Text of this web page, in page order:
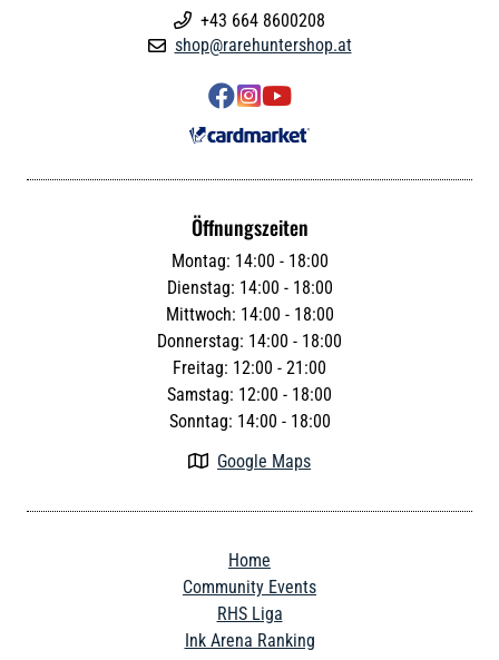
 +43 664 8600208
 shop@rarehuntershop.at

Öffnungszeiten
Montag: 14:00 - 18:00
Dienstag: 14:00 - 18:00
Mittwoch: 14:00 - 18:00
Donnerstag: 14:00 - 18:00
Freitag: 12:00 - 21:00
Samstag: 12:00 - 18:00
Sonntag: 14:00 - 18:00
 Google Maps
Home
Community Events
RHS Liga
Ink Arena Ranking